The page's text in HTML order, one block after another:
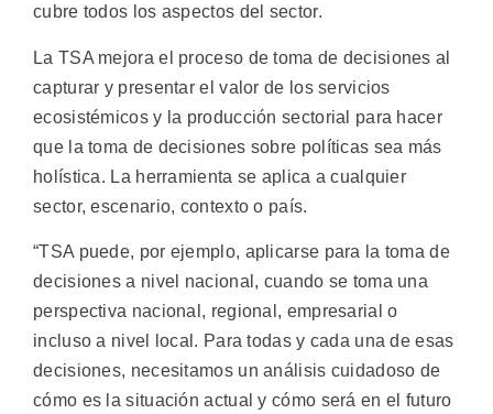
cubre todos los aspectos del sector.
La TSA mejora el proceso de toma de decisiones al
capturar y presentar el valor de los servicios
ecosistémicos y la producción sectorial para hacer
que la toma de decisiones sobre políticas sea más
holística. La herramienta se aplica a cualquier
sector, escenario, contexto o país.
“TSA puede, por ejemplo, aplicarse para la toma de
decisiones a nivel nacional, cuando se toma una
perspectiva nacional, regional, empresarial o
incluso a nivel local. Para todas y cada una de esas
decisiones, necesitamos un análisis cuidadoso de
cómo es la situación actual y cómo será en el futuro